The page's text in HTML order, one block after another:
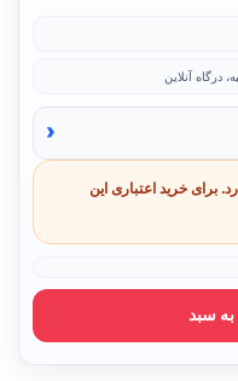
آنلاین
‹
برای خرید اعتباری این
به سبد